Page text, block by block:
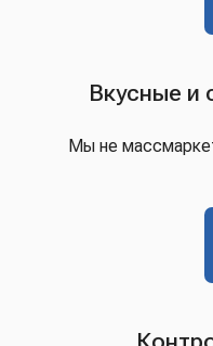
Вкусные и
Мы не